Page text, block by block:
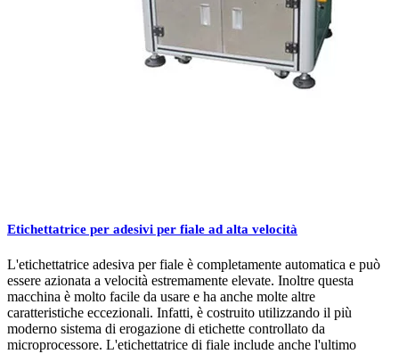
Etichettatrice per adesivi per fiale ad alta velocità
L'etichettatrice adesiva per fiale è completamente automatica e può
essere azionata a velocità estremamente elevate. Inoltre questa
macchina è molto facile da usare e ha anche molte altre
caratteristiche eccezionali. Infatti, è costruito utilizzando il più
moderno sistema di erogazione di etichette controllato da
microprocessore. L'etichettatrice di fiale include anche l'ultimo